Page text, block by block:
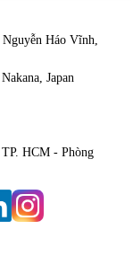
Háo Vĩnh,
Japan
HCM - Phòng